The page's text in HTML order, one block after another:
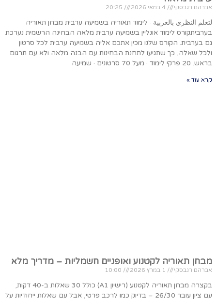
אברהם רגבסקי
لتعلم النظري بالعربية · לימוד תאוריה בשמיעה ערבית מבחן תאוריה
בערביתקורס לימוד אונליין בשמיעה ערבית מלאה הבחינה הרשמית נערכת
גם בערבית. הקורס שלנו מכין אתכם אליה בשמיעה ערבית לכל סרטון
ולכל שאלה, כך שתגיעו לתחנת הבחינות עם הבנה מלאה ולא עם תרגום
בראש. 20 פרקי לימוד · מעל 70 סרטונים · שמיעה
קרא עוד »
מבחן תאוריה לקטנוע ואופניים חשמליות – מדריך מלא
אברהם רגבסקי
בקצרה מבחן תאוריה לקטנוע (רישיון A1) כולל 30 שאלות ב-40 דקות,
עם ציון עובר 26/30 – בדיוק כמו לרכב פרטי, אבל עם שאלות ייחודיות על